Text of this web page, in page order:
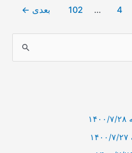
4
…
102 بعدی ←